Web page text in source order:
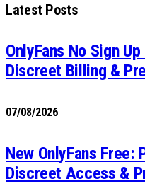
Latest Posts
OnlyFans No Sign
Discreet Billing &
07/08/2026
New OnlyFans
Discreet Access &